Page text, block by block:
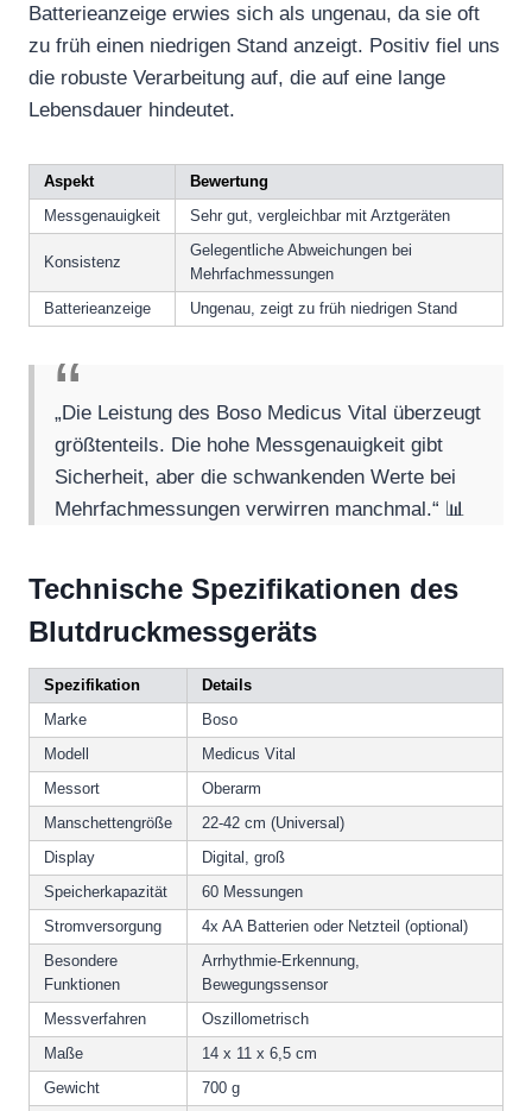
Batterieanzeige erwies sich als ungenau, da sie oft
zu früh einen niedrigen Stand anzeigt. Positiv fiel uns
die robuste Verarbeitung auf, die auf eine lange
Lebensdauer hindeutet.
Aspekt
Bewertung
Messgenauigkeit
Sehr gut, vergleichbar mit Arztgeräten
Konsistenz
Gelegentliche Abweichungen bei
Mehrfachmessungen
Batterieanzeige
Ungenau, zeigt zu früh niedrigen Stand
„Die Leistung des Boso Medicus Vital überzeugt
größtenteils. Die hohe Messgenauigkeit gibt
Sicherheit, aber die schwankenden Werte bei
Mehrfachmessungen verwirren manchmal.“ 📊
Technische Spezifikationen des
Blutdruckmessgeräts
Spezifikation
Details
Marke
Boso
Modell
Medicus Vital
Messort
Oberarm
Manschettengröße
22-42 cm (Universal)
Display
Digital, groß
Speicherkapazität
60 Messungen
Stromversorgung
4x AA Batterien oder Netzteil (optional)
Besondere
Funktionen
Arrhythmie-Erkennung,
Bewegungssensor
Messverfahren
Oszillometrisch
Maße
14 x 11 x 6,5 cm
Gewicht
700 g